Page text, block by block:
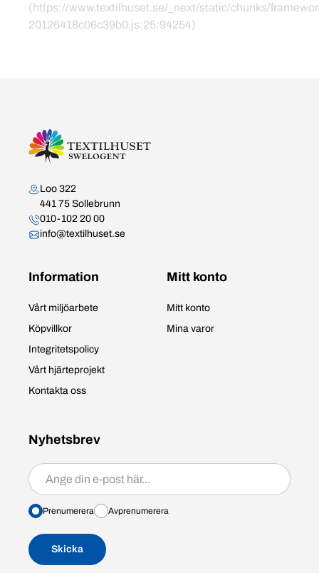
(https://www.textilhuset.se/_next/static/chunks/
20126418c06c39b0.js:25:94254)
Kontakta oss
Loo 322
441 75 Sollebrunn
010-102 20 00
info@textilhuset.se
Information
Vårt miljöarbete
Köpvillkor
Integritetspolicy
Vårt hjärteprojekt
Kontakta oss
Mitt konto
Mitt konto
Mina varor
Nyhetsbrev
Prenumerera/avprenumerera
Prenumerera Avprenumerera
Skicka